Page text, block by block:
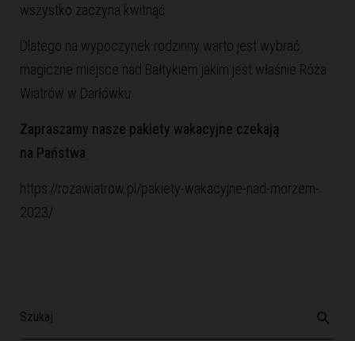
wszystko zaczyna kwitnąć .
Dlatego na wypoczynek rodzinny warto jest wybrać
magiczne miejsce nad Bałtykiem jakim jest właśnie Róża
Wiatrów w Darłówku
Zapraszamy nasze pakiety wakacyjne czekają
na Państwa
https://rozawiatrow.pl/pakiety-wakacyjne-nad-morzem-
2023/